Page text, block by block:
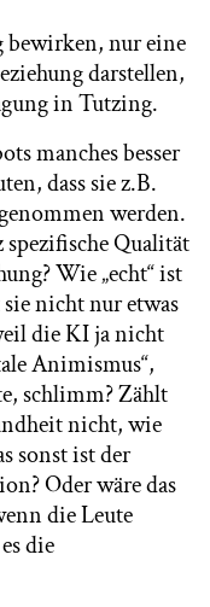
bewirken, nur eine
darstellen,
in Tutzing.
manches besser
dass sie z.B.
werden.
Qualität
Wie „echt“ ist
nicht nur etwas
die KI ja nicht
Animismus“,
schlimm? Zählt
nicht, wie
sonst ist der
Oder wäre das
die Leute
die